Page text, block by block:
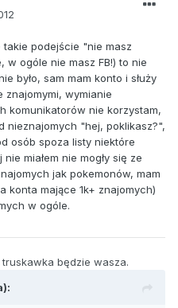
podejście "nie masz
w ogóle nie masz FB!) to nie
było, sam mam konto i służy
znajomymi, wymianie
komunikatorów nie korzystam,
nieznajomych "hej, poklikasz?",
osób spoza listy niektóre
miałem nie mogły się ze
jak pokemonów, mam
konta mające 1k+ znajomych)
w ogóle.
będzie wasza.